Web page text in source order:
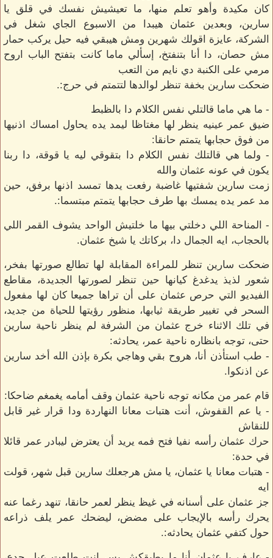
كان مكيدة وأهو تعلم منها، ما تعيشيش نفسك في قلق يا
سارين، وبعدين عثمان هيبدا من الاسبوع الجاي شغل في
الشركة، عايزة اقولك شهرين ومش هيبقي فيه حيل يركب حمار
مش حصان، دا أنا بتنفتخ، إسألي ماما كانت بتفتح الباب اروح
مرمي على الكنبة دي نايم من التعب
ضحكت سارين بخفة تنظر لوالدها لتتمتم في حرج:.
- ما هي ماما قالتلي نفس الكلام دا بالظبط
ضيق عمر عينيه ينظر لها مغتاظا ليمد يده يحاول امساك اذنيها
من فوق حجابها يتمتم حانقا:
- ولما هي قالتلك نفس الكلام دا بتقوقي ليه يا قوقة، دا ربنا
يكون في عونه عثمان والله
زمت سارين شفتيها غاضبة رفعت يدها تمسد اذنها برفق، حين
مد عمر يده يمسك بها طرف حجابها يتمتم مبتسما:.
- المناحة اللي دخلتي بيها ما خلتيش الواحد يشوف القمر اللي
بالحجاب، ايه الجمال دا، بركاتك يا شيخ عثمان.
ضحكت سارين تنظر للمراءة المقابلة لها تطالع صورتها بفخر،
شعور لذيذ يدغدغ كيانها حين تنظر لصورتها الجديدة، مقاطع
الفيديو التي حرص عثمان على أن تراها جميعا كان لها مفعول
السحر في تغيير طريقة ثيابها، منظور رؤيتها للحياة من جديد،
في تلك الاثناء خرج عثمان من الشرفة لم ينظر ناحية سارين
حتى، توجه بانظاره ناحية عمر، يحادثه:
- طب استأذن أنا، هروح بقي وهاجي بكرة بإذن الله أخد سارين
عن اذنكوا.
قام عمر من مكانه توجه ناحية عثمان وقف أمامه يغمغم ضاحكا:
- يا عم القفوش، أنت هتبات معانا النهاردة ودا قرار غير قابل
للنقاش
حرك عثمان رأسه نفيا فتح فمه يريد أن يعترض ليبادر عمر قائلا
في حدة:
- هتبات معانا يا عثمان، يا مش هرجعلك سارين قبل شهر، قولت
ايه
جز عثمان على أسنانه في غيظ ينظر لعمر حانقا، تنهد رغما عنه
يحرك رأسه بالإيجاب على مضض، ليضحك عمر يلف ذراعه
حول كتفي عثمان يحادثه:.